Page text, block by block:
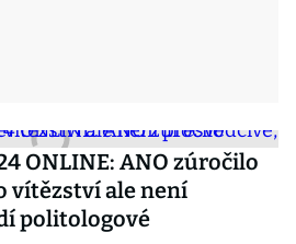
ONLINE: ANO zúročilo
vítězství ale není
politologové